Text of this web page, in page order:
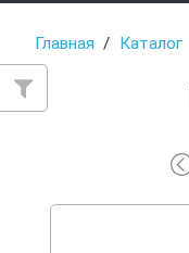
Главная Каталог